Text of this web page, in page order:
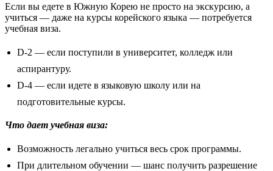
Если вы едете в Южную Корею не просто на экскурсию, а
учиться — даже на курсы корейского языка — потребуется
учебная виза.
D-2 — если поступили в университет, колледж или
аспирантуру.
D-4 — если идете в языковую школу или на
подготовительные курсы.
Что дает учебная виза:
Возможность легально учиться весь срок программы.
При длительном обучении — шанс получить разрешение